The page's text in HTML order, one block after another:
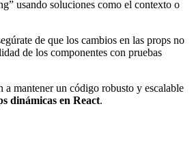
usando soluciones como el contexto o
de que los cambios en las props no
de los componentes con pruebas
a mantener un código robusto y escalable
dinámicas en React.